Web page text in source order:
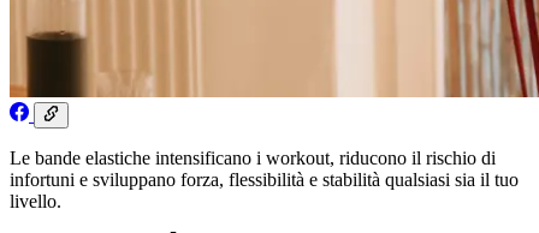
Le bande elastiche intensificano i workout, riducono il rischio di
infortuni e sviluppano forza, flessibilità e stabilità qualsiasi sia il tuo
livello.